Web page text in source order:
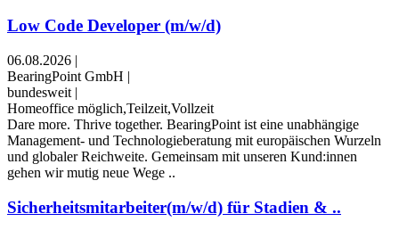
Low Code Developer (m/w/d)
06.08.2026 |
BearingPoint GmbH |
bundesweit |
Homeoffice möglich,Teilzeit,Vollzeit
Dare more. Thrive together. BearingPoint ist eine unabhängige
Management- und Technologieberatung mit europäischen Wurzeln
und globaler Reichweite. Gemeinsam mit unseren Kund:innen
gehen wir mutig neue Wege ..
Sicherheitsmitarbeiter(m/w/d) für Stadien & ..